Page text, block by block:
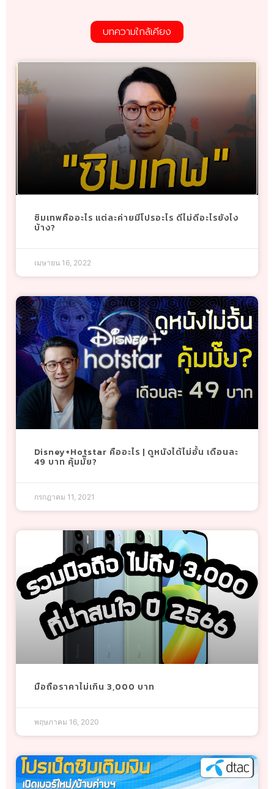
บทความใกล้เคียง
ซิมเทพคืออะไร แต่ละค่ายมีโปรอะไร ดีไม่ดีอะไรยังไง
บ้าง?
เมษายน 16, 2022
Disney+Hotstar คืออะไร | ดูหนังได้ไม่อั้น เดือนละ
49 บาท คุ้มมั๊ย?
กรกฎาคม 11, 2021
มือถือราคาไม่เกิน 3,000 บาท
พฤษภาคม 16, 2020